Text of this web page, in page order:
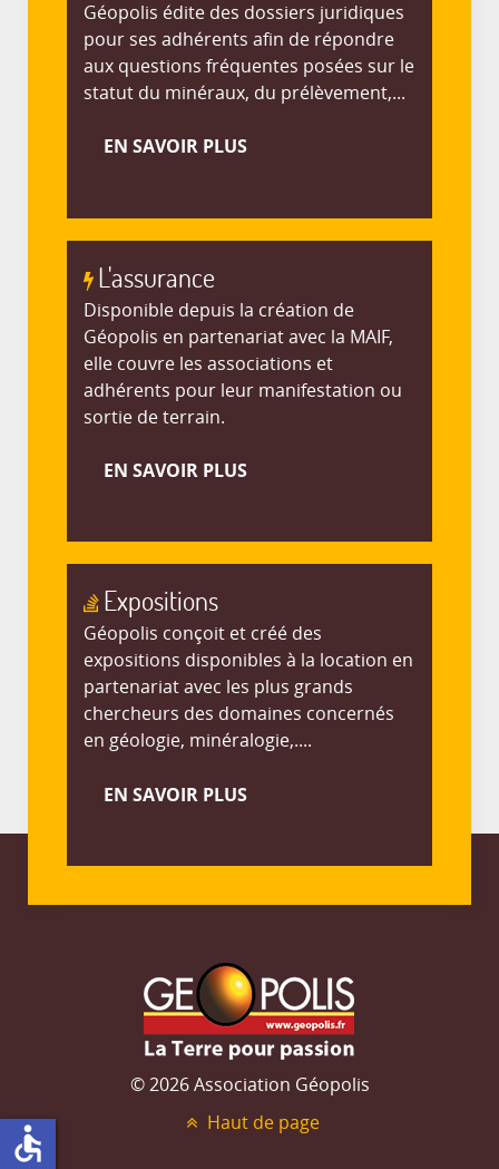
Géopolis édite des dossiers juridiques
pour ses adhérents afin de répondre
aux questions fréquentes posées sur le
statut du minéraux, du prélèvement,...
EN SAVOIR PLUS
L'assurance
Disponible depuis la création de
Géopolis en partenariat avec la MAIF,
elle couvre les associations et
adhérents pour leur manifestation ou
sortie de terrain.
EN SAVOIR PLUS
Expositions
Géopolis conçoit et créé des
expositions disponibles à la location en
partenariat avec les plus grands
chercheurs des domaines concernés
en géologie, minéralogie,....
EN SAVOIR PLUS
© 2026 Association Géopolis
Haut de page
accessible